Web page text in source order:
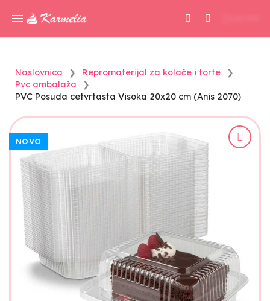
Naslovnica
Repromaterijal za kolače i torte
Pvc ambalaža
PVC Posuda cetvrtasta Visoka 20x20 cm (Anis 2070)
NOVO